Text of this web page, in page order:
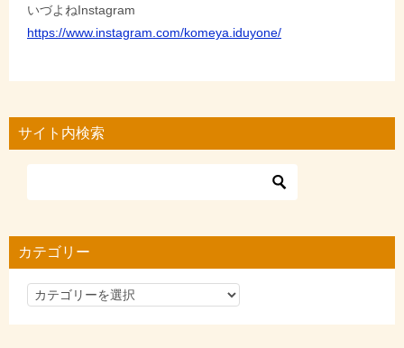
いづよねInstagram
https://www.instagram.com/komeya.iduyone/
サイト内検索
カテゴリー
カ